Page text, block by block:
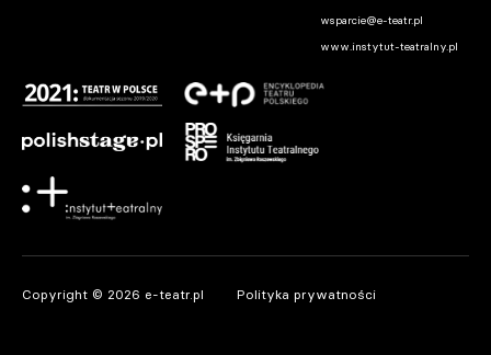
wsparcie@e-teatr.pl
www.instytut-teatralny.pl
Copyright © 2026 e-teatr.pl Polityka prywatności